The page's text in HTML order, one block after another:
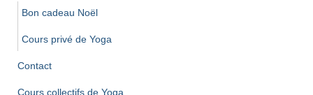
Bon cadeau Noël
Cours privé de Yoga
Contact
Cours collectifs de Yoga